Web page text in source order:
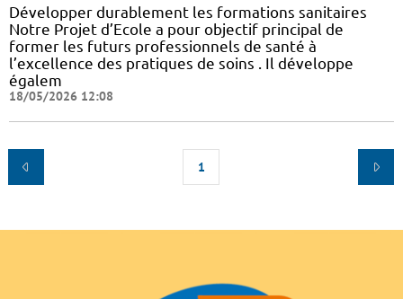
Développer durablement les formations sanitaires
Notre Projet d’Ecole a pour objectif principal de
former les futurs professionnels de santé à
l’excellence des pratiques de soins . Il développe
égalem
18/05/2026 12:08
1